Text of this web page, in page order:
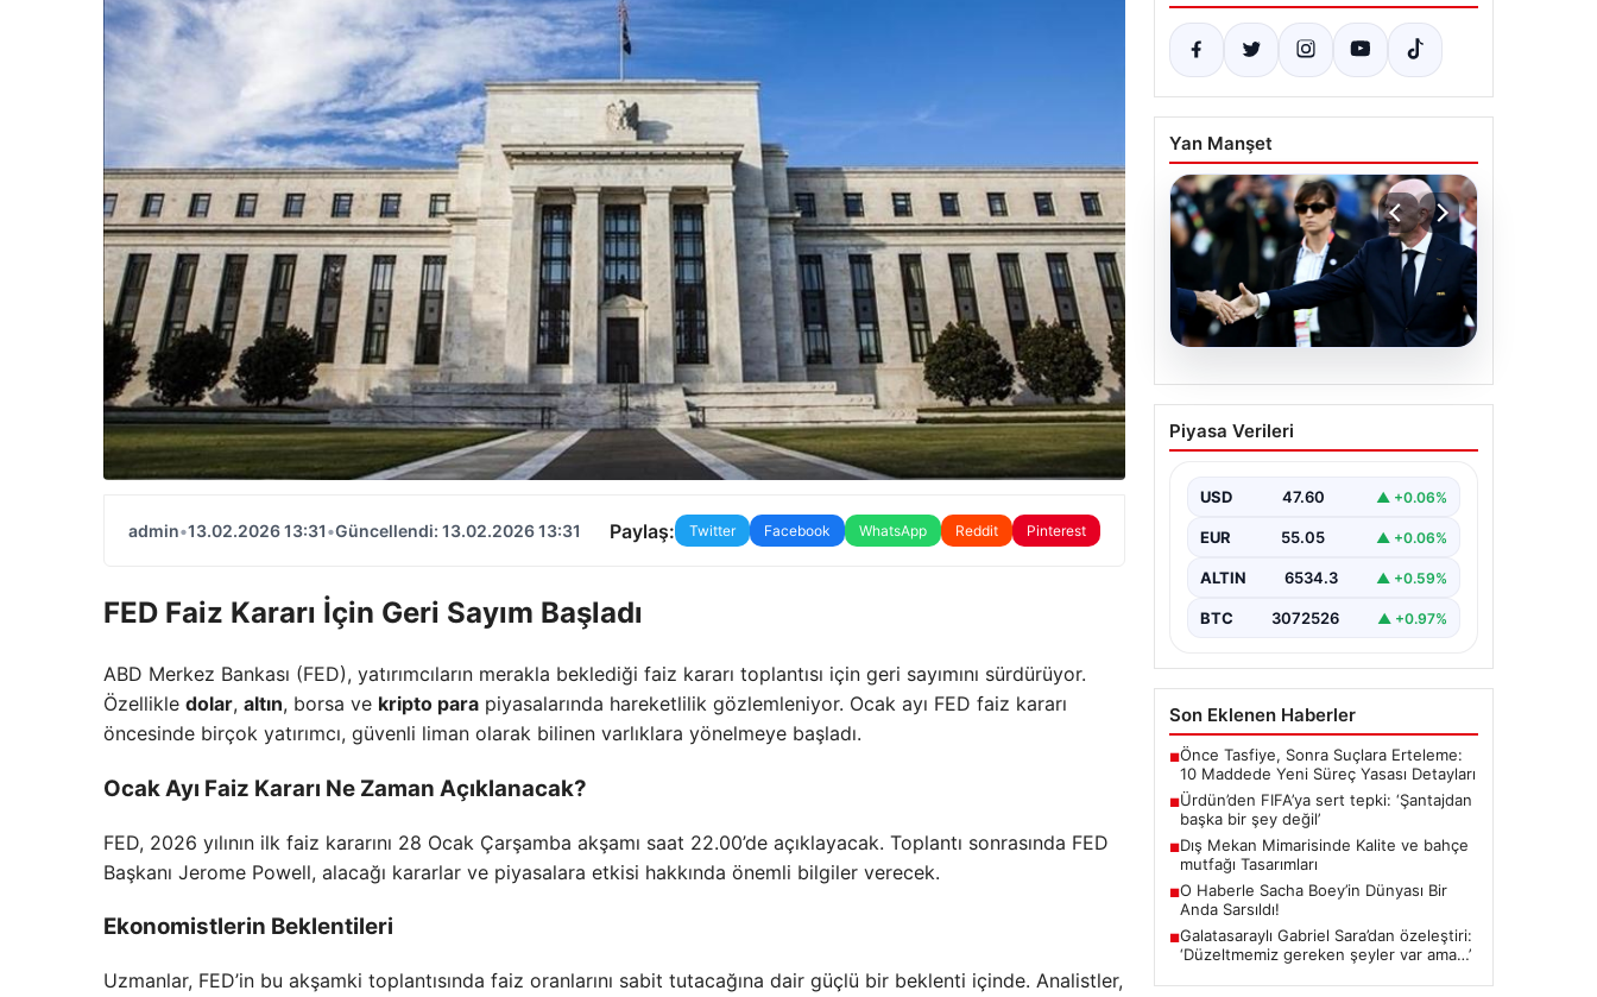
admin•13.02.2026 13:31•Güncellendi: 13.02.2026 13:31 Paylaş: Twitter Facebook WhatsApp Reddit Pinterest
FED Faiz Kararı İçin Geri Sayım Başladı
ABD Merkez Bankası (FED), yatırımcıların merakla beklediği faiz kararı toplantısı için geri sayımını sürdürüyor.
Özellikle dolar, altın, borsa ve kripto para piyasalarında hareketlilik gözlemleniyor. Ocak ayı FED faiz kararı
öncesinde birçok yatırımcı, güvenli liman olarak bilinen varlıklara yönelmeye başladı.
Ocak Ayı Faiz Kararı Ne Zaman Açıklanacak?
FED, 2026 yılının ilk faiz kararını 28 Ocak Çarşamba akşamı saat 22.00’de açıklayacak. Toplantı sonrasında FED
Başkanı Jerome Powell, alacağı kararlar ve piyasalara etkisi hakkında önemli bilgiler verecek.
Ekonomistlerin Beklentileri
Uzmanlar, FED’in bu akşamki toplantısında faiz oranlarını sabit tutacağına dair güçlü bir beklenti içinde. Analistler,
Yan Manşet
05.08.2026
Ürdün’den FIFA’ya sert
tepki: ‘Şantajdan başka
Piyasa Verileri
USD 47.60 ▲ +0.06%
EUR 55.05 ▲ +0.06%
ALTIN 6534.3 ▲ +0.59%
BTC 3072526 ▲ +0.97%
Son Eklenen Haberler
■Önce Tasfiye, Sonra Suçlara Erteleme:
10 Maddede Yeni Süreç Yasası Detayları
■Ürdün’den FIFA’ya sert tepki: ‘Şantajdan
başka bir şey değil’
■Dış Mekan Mimarisinde Kalite ve bahçe
mutfağı Tasarımları
■O Haberle Sacha Boey’in Dünyası Bir
Anda Sarsıldı!
■Galatasaraylı Gabriel Sara’dan özeleştiri:
‘Düzeltmemiz gereken şeyler var ama…’